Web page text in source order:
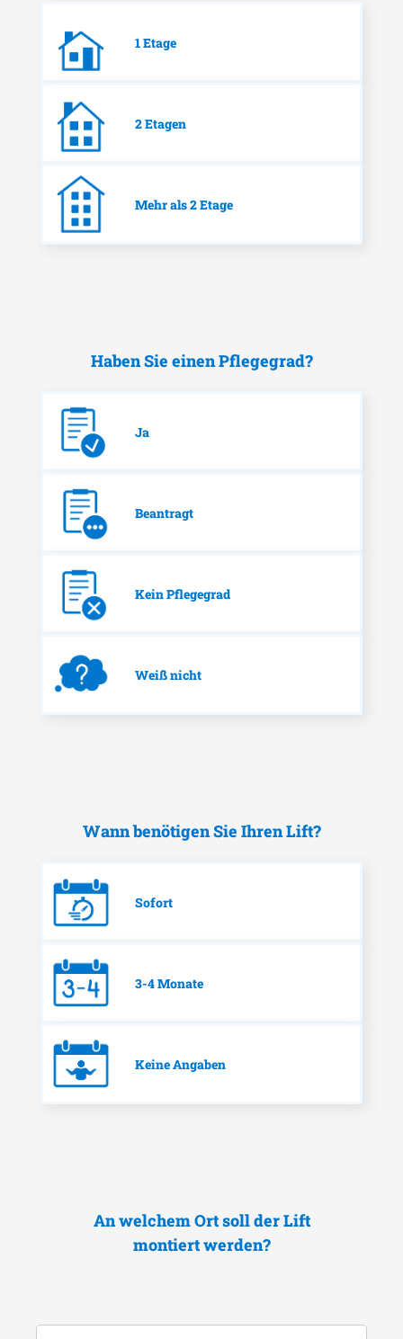
1 Etage
2 Etagen
Mehr als 2 Etage
Haben Sie einen Pflegegrad?
Ja
Beantragt
Kein Pflegegrad
Weiß nicht
Wann benötigen Sie Ihren Lift?
Sofort
3-4 Monate
Keine Angaben
An welchem Ort soll der Lift
montiert werden?